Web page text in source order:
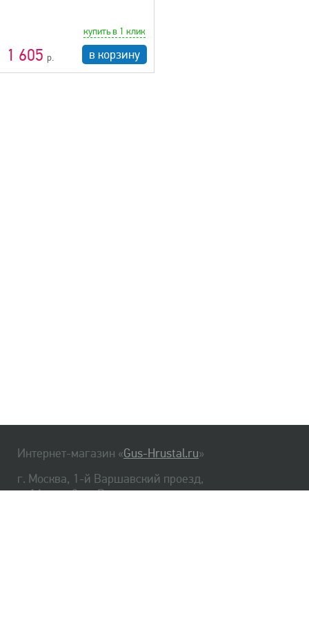
1 605
купить в 1 клик
в корзину
Интернет-магазин «Gus-Hrustal.ru»
г. Москва, 1-й Варшавский проезд,
д. 1А, стр. 3, м. Варшавская